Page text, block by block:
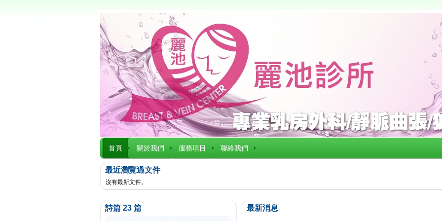
首頁 關於我們 服務項目 聯絡我們
最近瀏覽過文件
沒有最新文件。
詩篇 23 篇 最新消息